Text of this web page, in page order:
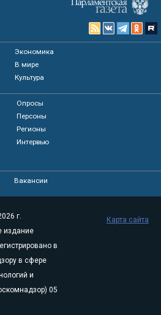
Экономика
В мире
Культура
Опросы
Персоны
Регионы
Интервью
Вакансии
г.
издание
в
в сфере
и
05
Карта сайта